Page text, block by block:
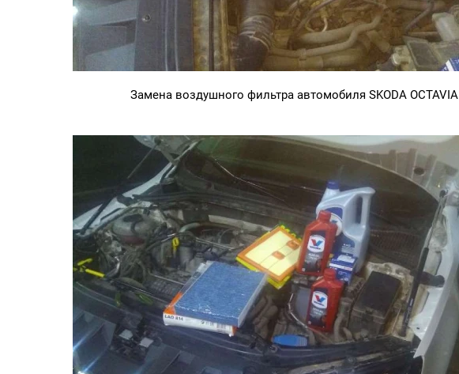
Замена воздушного фильтра автомобиля SKODA OCTAVIA